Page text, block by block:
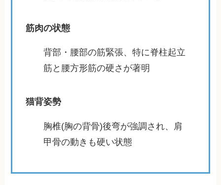
筋肉の状態
背部・腰部の筋緊張、特に脊柱起立
筋と腰方形筋の硬さが著明
猫背姿勢
胸椎(胸の背骨)後弯が強調され、肩
甲骨の動きも硬い状態